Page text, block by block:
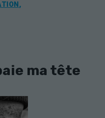
,
ma tête